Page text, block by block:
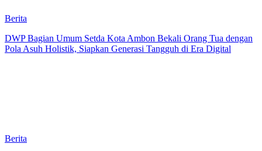
Berita
DWP Bagian Umum Setda Kota Ambon Bekali Orang Tua dengan
Pola Asuh Holistik, Siapkan Generasi Tangguh di Era Digital
Berita